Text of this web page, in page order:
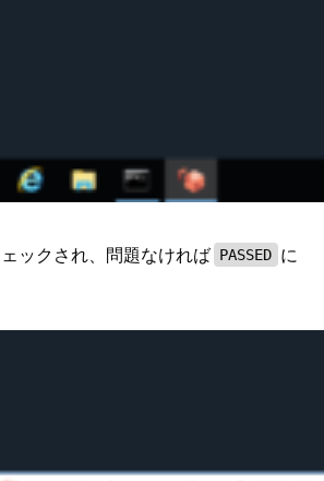
ックされ、問題なければ PASSED に